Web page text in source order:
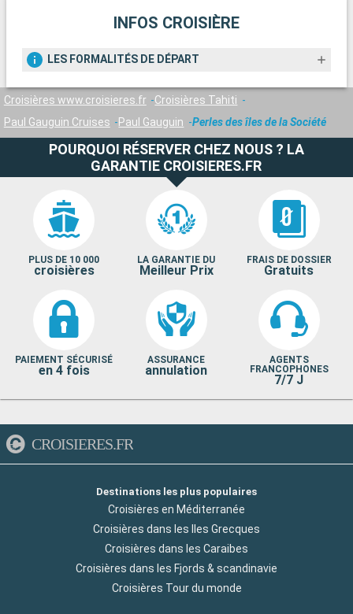
INFOS CROISIÈRE
LES FORMALITÉS DE DÉPART
Croisières www.croisieres.fr
Croisières Tahiti
Paul Gauguin Cruises
Paul Gauguin Perles des îles de la Société
POURQUOI RÉSERVER CHEZ NOUS ? LA
GARANTIE CROISIERES.FR
PLUS DE 10 000
croisières
LA GARANTIE DU
Meilleur Prix
FRAIS DE DOSSIER
Gratuits
PAIEMENT SÉCURISÉ
en 4 fois
ASSURANCE
annulation
AGENTS
FRANCOPHONES
7/7 J
CROISIERES.FR
Destinations les plus populaires
Croisières en Méditerranée
Croisières dans les Iles Grecques
Croisières dans les Caraibes
Croisières dans les Fjords & scandinavie
Croisières Tour du monde